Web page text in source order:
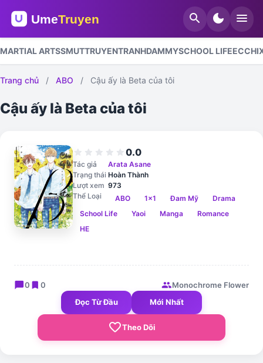
search dark_mode menu
MARTIAL ARTSSMUTTRUYENTRANHDAMMYSCHOOL LIFEECCHI
Trang chủ / ABO / Cậu ấy là Beta của tôi
Cậu ấy là Beta của tôi
star star star star star 0.0
Tác giả
Arata Asane
Trạng thái Hoàn Thành
Lượt xem 973
Thể Loại
ABO 1x1 Đam Mỹ
Drama
School Life
Yaoi Manga
Romance
HE
chat_bubble0 bookmark 0 groupMonochrome Flower
Đọc Từ Đầu
Mới Nhất
favorite_borderTheo Dõi